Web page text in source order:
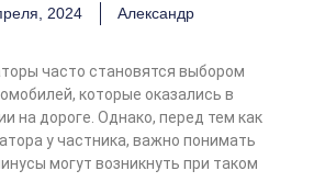
2024 Александр
часто становятся выбором
которые оказались в
на дороге. Однако, перед тем как
у частника, важно понимать
могут возникнуть при таком